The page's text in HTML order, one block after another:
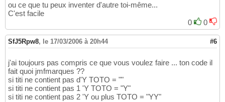
ou ce que tu peux inventer d'autre toi-même...
C'est facile
0
0
SfJ5Rpw8, le 17/03/2006 à 20h44 #6
j'ai toujours pas compris ce que vous voulez faire ... ton code il
fait quoi jmfmarques ??
si titi ne contient pas d'Y TOTO = ""
si titi ne contient pas 1 'Y TOTO = "Y"
si titi ne contient pas 2 'Y ou plus TOTO = "YY"